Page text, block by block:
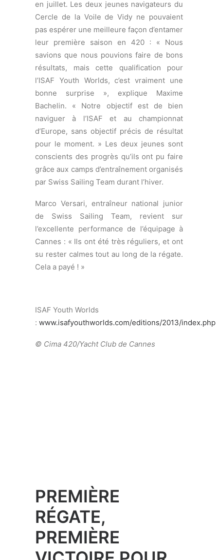
pour le moment. » Les deux jeunes sont
conscients des progrès qu’ils ont pu faire
grâce aux camps d’entraînement organisés
par Swiss Sailing Team durant l’hiver.
Marco Versari, entraîneur national junior
de Swiss Sailing Team, revient sur
l’excellente performance de l’équipage à
Cannes : « Ils ont été très réguliers, et ont
su rester calmes tout au long de la régate.
Cela a payé ! »
ISAF Youth Worlds
:
www.isafyouthworlds.com/editions/2013/index.php
© Cima 420/Yacht Club de Cannes
RÉGATE,
PREMIÈRE
qui ont notamment terminé 16èmes aux
Jeux Olympiques de Londres, ont
brillement repris la compétition. Après huit
mois de pause suite à l’opération au genou
de Yannick en automne dernier, le
navigateur zürichois a reçu le feu vert de